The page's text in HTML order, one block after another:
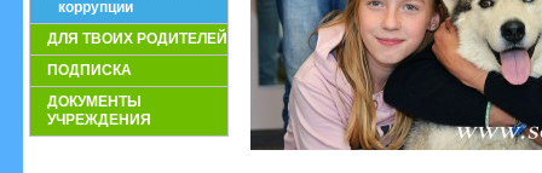
коррупции
ДЛЯ ТВОИХ РОДИТЕЛЕЙ
ПОДПИСКА
ДОКУМЕНТЫ
УЧРЕЖДЕНИЯ